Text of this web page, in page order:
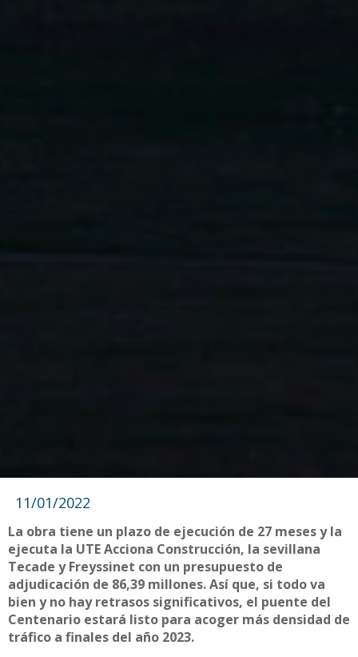
11/01/2022
La obra tiene un plazo de ejecución de 27 meses y la
ejecuta la UTE Acciona Construcción, la sevillana
Tecade y Freyssinet con un presupuesto de
adjudicación de 86,39 millones. Así que, si todo va
bien y no hay retrasos significativos, el puente del
Centenario estará listo para acoger más densidad de
tráfico a finales del año 2023.